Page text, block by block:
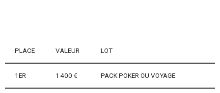
PLACE VALEUR LOT
1ER 1 400 € PACK POKER OU VOYAGE